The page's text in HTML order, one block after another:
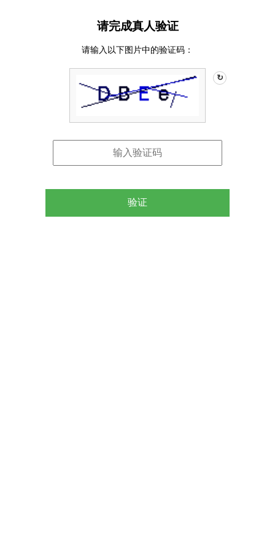
请完成真人验证
请输入以下图片中的验证码：
↻
验证